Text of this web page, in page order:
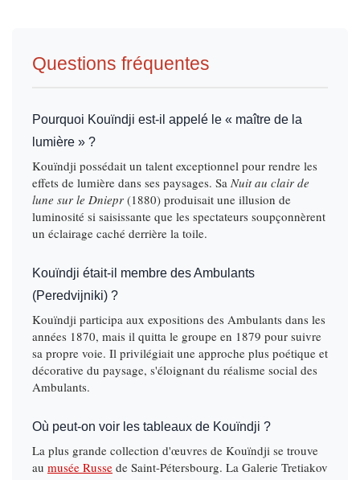
Questions fréquentes
Pourquoi Kouïndji est-il appelé le « maître de la
lumière » ?
Kouïndji possédait un talent exceptionnel pour rendre les
effets de lumière dans ses paysages. Sa Nuit au clair de
lune sur le Dniepr (1880) produisait une illusion de
luminosité si saisissante que les spectateurs soupçonnèrent
un éclairage caché derrière la toile.
Kouïndji était-il membre des Ambulants
(Peredvijniki) ?
Kouïndji participa aux expositions des Ambulants dans les
années 1870, mais il quitta le groupe en 1879 pour suivre
sa propre voie. Il privilégiait une approche plus poétique et
décorative du paysage, s'éloignant du réalisme social des
Ambulants.
Où peut-on voir les tableaux de Kouïndji ?
La plus grande collection d'œuvres de Kouïndji se trouve
au musée Russe de Saint-Pétersbourg. La Galerie Tretiakov